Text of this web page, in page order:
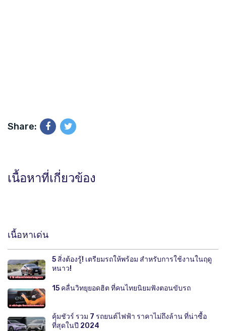
Share:
เนื้อหาที่เกี่ยวข้อง
เนื้อหาเด่น
5 สิ่งต้องรู้! เตรียมรถให้พร้อม สำหรับการใช้งานในฤดู
หนาว!
15 คลื่นวิทยุยอดฮิต ที่คนไทยนิยมฟังตอนขับรถ
คุ้มชัวร์ รวม 7 รถยนต์ไฟฟ้า ราคาไม่ถึงล้าน ที่น่าซื้อ
ที่สุดในปี 2024